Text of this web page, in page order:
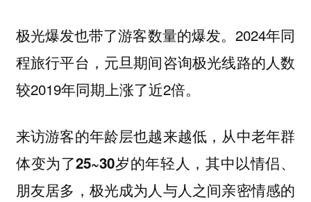
极光爆发也带了游客数量的爆发。2024年同
程旅行平台，元旦期间咨询极光线路的人数
较2019年同期上涨了近2倍。
来访游客的年龄层也越来越低，从中老年群
体变为了25~30岁的年轻人 ，其中以情侣、
朋友居多，极光成为人与人之间亲密情感的